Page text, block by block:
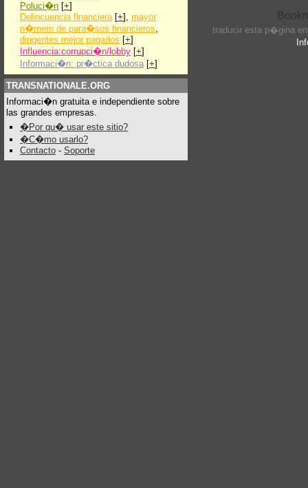
Poluci�n [+]
Delincuencia financiera[+], mayor
n�mero de para�sos financieros,
dirigentes mejor pagados [+]
Influencia:corrupci�n/lobby [+]
Informaci�n: pr�ctica dudosa [+]
TRANSNATIONALE.ORG
Informaci�n gratuita e independiente sobre
las grandes empresas.
�Por qu� usar este sitio?
�C�mo usarlo?
Contacto - Soporte
traducir esta p�gina